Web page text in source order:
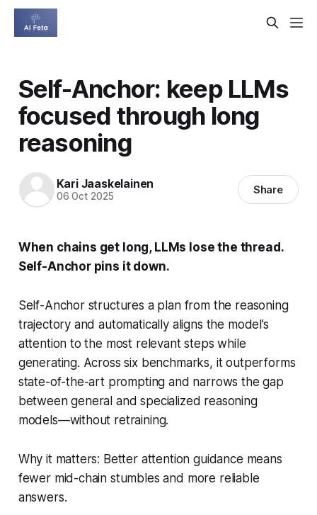
Self-Anchor: keep LLMs
focused through long
reasoning
Kari Jaaskelainen
06 Oct 2025 Share
When chains get long, LLMs lose the thread.
Self-Anchor pins it down.
Self-Anchor structures a plan from the reasoning
trajectory and automatically aligns the model’s
attention to the most relevant steps while
generating. Across six benchmarks, it outperforms
state-of-the-art prompting and narrows the gap
between general and specialized reasoning
models—without retraining.
Why it matters: Better attention guidance means
fewer mid-chain stumbles and more reliable
answers.